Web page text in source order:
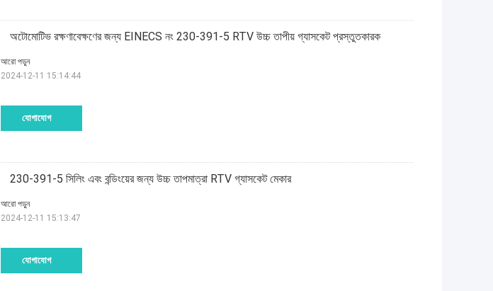
অটোমোটিভ রক্ষণাবেক্ষণের জন্য EINECS নং 230-391-5 RTV উচ্চ তাপীয় গ্যাসকেট প্রস্তুতকারক
যোগাযোগ
আরো পড়ুন
2024-12-11 15:14:44
230-391-5 সিলিং এবং বন্ডিংয়ের জন্য উচ্চ তাপমাত্রা RTV গ্যাসকেট মেকার
যোগাযোগ
আরো পড়ুন
2024-12-11 15:13:47